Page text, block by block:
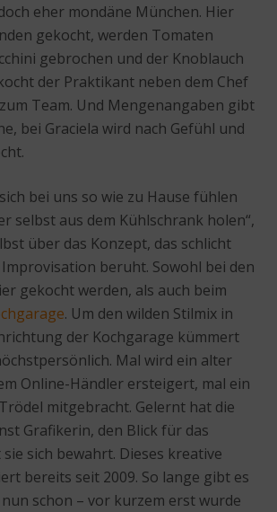
eher mondäne München. Hier
gekocht, werden Tomaten
gebrochen und der Knoblauch
der Praktikant neben dem Chef
Team. Und Mengenangaben gibt
bei Graciela wird nach Gefühl und
bei uns so wie zu Hause fühlen
selbst aus dem Kühlschrank holen“,
über das Konzept, das schlicht
beruht. Sowohl bei den
gekocht werden, als auch beim
. Um den wilden Stilmix in
der Kochgarage kümmert
Mal wird ein alter
Online-Händler ersteigert, mal ein
mitgebracht. Gelernt hat die
Grafikerin, den Blick für das
sich bewahrt. Dieses kreative
bereits seit 2009. So lange gibt es
schon – vor kurzem erst wurde